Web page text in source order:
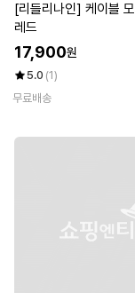
[리들리나인] 케이블 모
레드
17,900원
5.0 (1)
무료배송